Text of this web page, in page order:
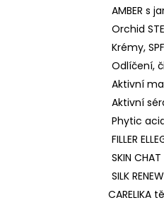
AMBER s
Orchid
Krémy,
Odlíčení,
Aktivní
Aktivní
Phytic
FILLER
SKIN CHAT
SILK RENEW
CARELIKA